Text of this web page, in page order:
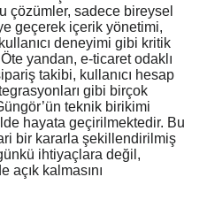
çözümler, sadece bireysel
geçerek içerik yönetimi,
deneyimi gibi kritik
yandan, e-ticaret odaklı
takibi, kullanıcı hesap
gibi birçok
teknik birikimi
hayata geçirilmektedir. Bu
bir kararla şekillendirilmiş
ihtiyaçlara değil,
kalmasını